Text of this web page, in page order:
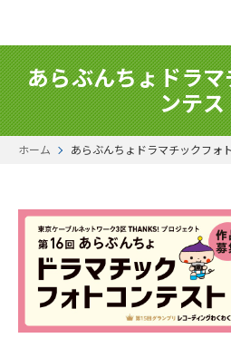
あらぶんちょドラ
ンテス
ホーム あらぶんちょドラマチックフォ